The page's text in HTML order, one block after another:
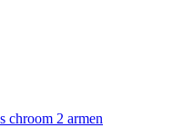
chroom 2 armen